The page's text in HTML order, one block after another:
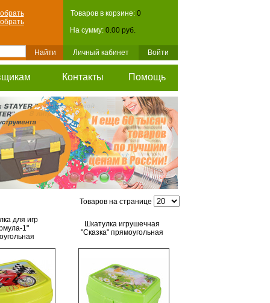
Товаров в корзине: 0
На сумму: 0.00 руб.
Личный кабинет Войти
Контакты Помощь
Товаров на странице
для игр
1"
Шкатулка игрушечная
"Сказка" прямоугольная